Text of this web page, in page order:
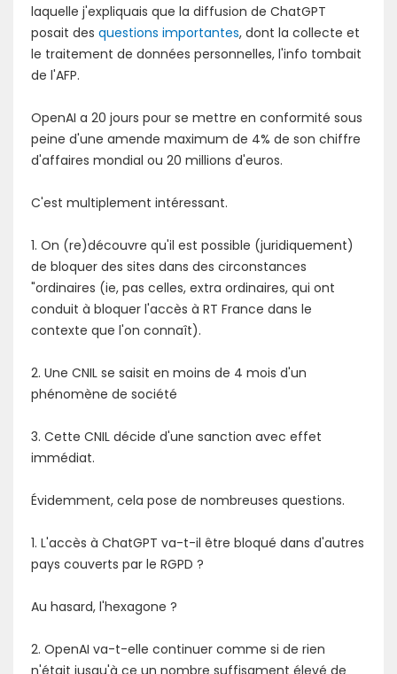
laquelle j'expliquais que la diffusion de ChatGPT
posait des questions importantes, dont la collecte et
le traitement de données personnelles, l'info tombait
de l'AFP.
OpenAI a 20 jours pour se mettre en conformité sous
peine d'une amende maximum de 4% de son chiffre
d'affaires mondial ou 20 millions d'euros.
C'est multiplement intéressant.
1. On (re)découvre qu'il est possible (juridiquement)
de bloquer des sites dans des circonstances
"ordinaires (ie, pas celles, extra ordinaires, qui ont
conduit à bloquer l'accès à RT France dans le
contexte que l'on connaît).
2. Une CNIL se saisit en moins de 4 mois d'un
phénomène de société
3. Cette CNIL décide d'une sanction avec effet
immédiat.
Évidemment, cela pose de nombreuses questions.
1. L'accès à ChatGPT va-t-il être bloqué dans d'autres
pays couverts par le RGPD ?
Au hasard, l'hexagone ?
2. OpenAI va-t-elle continuer comme si de rien
n'était jusqu'à ce un nombre suffisament élevé de